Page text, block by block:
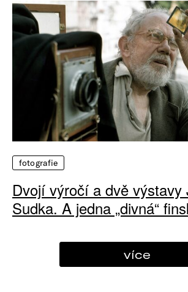
fotografie
Dvojí výročí a dvě výstavy
Sudka. A jedna „divná“
více